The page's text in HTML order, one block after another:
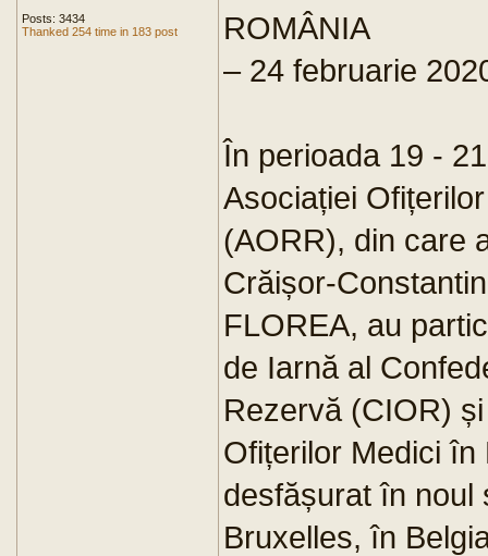
Posts: 3434
Thanked 254 time in 183 post
ROMÂNIA
– 24 februarie
În perioada 19 -
Asociației
(AORR), din care
Crăișor-
FLOREA, au
de Iarnă al
Rezervă (CIOR)
Ofițerilor Medici
desfășurat în noul
Bruxelles, în